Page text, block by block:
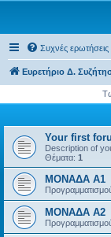
Συχνές ερωτήσεις
Ευρετήριο Δ.
Your first
Description of
Θέματα: 1
ΜΟΝΑΔΑ Α1
ΜΟΝΑΔΑ Α2